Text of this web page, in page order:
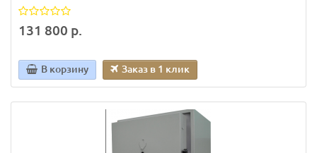
131 800 р.
В корзину Заказ в 1 клик